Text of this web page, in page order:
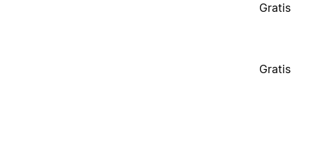
Gratis
Gratis